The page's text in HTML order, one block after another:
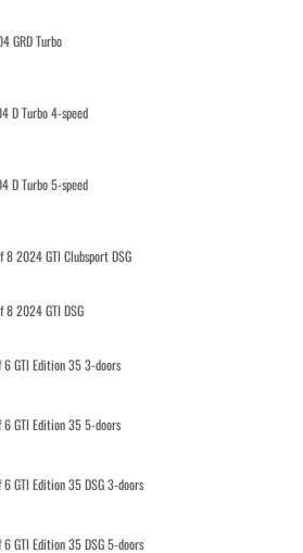
GRD Turbo
D Turbo 4-speed
D Turbo 5-speed
8 2024 GTI Clubsport DSG
8 2024 GTI DSG
6 GTI Edition 35 3-doors
6 GTI Edition 35 5-doors
GTI Edition 35 DSG 3-doors
GTI Edition 35 DSG 5-doors